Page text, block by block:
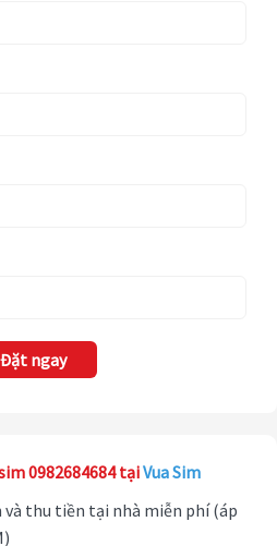
Đặt ngay
0982684684 tạiVua Sim
và thu tiền tại nhà miễn phí (áp